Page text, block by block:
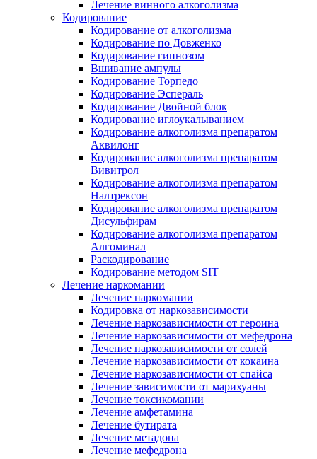
Лечение винного алкоголизма
Кодирование
Кодирование от алкоголизма
Кодирование по Довженко
Кодирование гипнозом
Вшивание ампулы
Кодирование Торпедо
Кодирование Эспераль
Кодирование Двойной блок
Кодирование иглоукалыванием
Кодирование алкоголизма препаратом
Аквилонг
Кодирование алкоголизма препаратом
Вивитрол
Кодирование алкоголизма препаратом
Налтрексон
Кодирование алкоголизма препаратом
Дисульфирам
Кодирование алкоголизма препаратом
Алгоминал
Раскодирование
Кодирование методом SIT
Лечение наркомании
Лечение наркомании
Кодировка от наркозависимости
Лечение наркозависимости от героина
Лечение наркозависимости от мефедрона
Лечение наркозависимости от солей
Лечение наркозависимости от кокаина
Лечение наркозависимости от спайса
Лечение зависимости от марихуаны
Лечение токсикомании
Лечение амфетамина
Лечение бутирата
Лечение метадона
Лечение мефедрона